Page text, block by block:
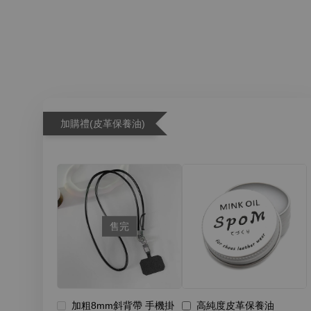
加購禮(皮革保養油)
售完
加粗8mm斜背帶 手機掛 高純度皮革保養油